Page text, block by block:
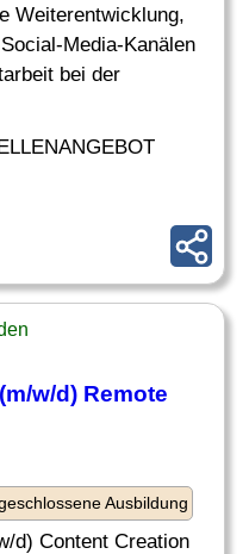
Weiterentwicklung,
Media-Kanälen
bei der
w/d) Remote
Ausbildung
d) Content Creation